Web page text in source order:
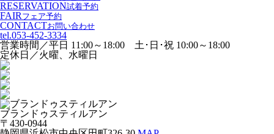
RESERVATION試着予約
FAIR フェア予約
CONTACTお問い合わせ
tel.053-452-3334
営業時間／平日 11:00～18:00 土･日･祝 10:00～18:00
定休日／火曜、水曜日
ブランドゥスティルアン
〒430-0944